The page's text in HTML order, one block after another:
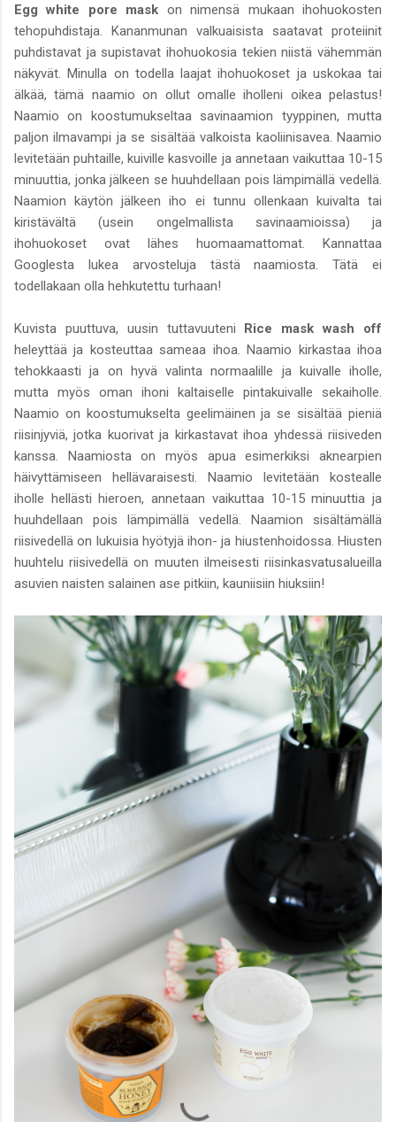
Egg white pore mask on nimensä mukaan ihohuokosten
tehopuhdistaja. Kananmunan valkuaisista saatavat proteiinit
puhdistavat ja supistavat ihohuokosia tekien niistä vähemmän
näkyvät. Minulla on todella laajat ihohuokoset ja uskokaa tai
älkää, tämä naamio on ollut omalle iholleni oikea pelastus!
Naamio on koostumukseltaa savinaamion tyyppinen, mutta
paljon ilmavampi ja se sisältää valkoista kaoliinisavea. Naamio
levitetään puhtaille, kuiville kasvoille ja annetaan vaikuttaa 10-15
minuuttia, jonka jälkeen se huuhdellaan pois lämpimällä vedellä.
Naamion käytön jälkeen iho ei tunnu ollenkaan kuivalta tai
kiristävältä (usein ongelmallista savinaamioissa) ja
ihohuokoset ovat lähes huomaamattomat. Kannattaa
Googlesta lukea arvosteluja tästä naamiosta. Tätä ei
todellakaan olla hehkutettu turhaan!
Kuvista puuttuva, uusin tuttavuuteni Rice mask wash off
heleyttää ja kosteuttaa sameaa ihoa. Naamio kirkastaa ihoa
tehokkaasti ja on hyvä valinta normaalille ja kuivalle iholle,
mutta myös oman ihoni kaltaiselle pintakuivalle sekaiholle.
Naamio on koostumukselta geelimäinen ja se sisältää pieniä
riisinjyviä, jotka kuorivat ja kirkastavat ihoa yhdessä riisiveden
kanssa. Naamiosta on myös apua esimerkiksi aknearpien
häivyttämiseen hellävaraisesti. Naamio levitetään kostealle
iholle hellästi hieroen, annetaan vaikuttaa 10-15 minuuttia ja
huuhdellaan pois lämpimällä vedellä. Naamion sisältämällä
riisivedellä on lukuisia hyötyjä ihon- ja hiustenhoidossa. Hiusten
huuhtelu riisivedellä on muuten ilmeisesti riisinkasvatusalueilla
asuvien naisten salainen ase pitkiin, kauniisiin hiuksiin!